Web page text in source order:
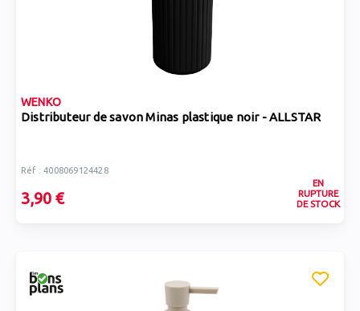
WENKO
Distributeur de savon Minas plastique noir - ALLSTAR
Réf : 4008069124428
3,90 €
EN
RUPTURE
DE STOCK